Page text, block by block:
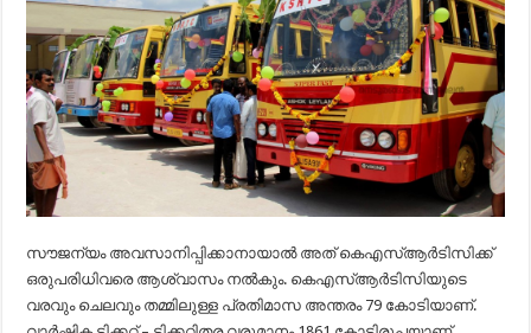
സൗജന്യം അവസാനിപ്പിക്കാനായാൽ അത് കെഎസ്ആർടിസിക്ക്
ഒരുപരിധിവരെ ആശ്വാസം നൽകും. കെഎസ്ആർടിസിയുടെ
വരവും ചെലവും തമ്മിലുള്ള പ്രതിമാസ അന്തരം 79 കോടിയാണ്.